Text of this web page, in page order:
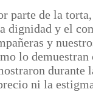
parte de la
dignidad y el
y
lo demuestran
durante
ni la